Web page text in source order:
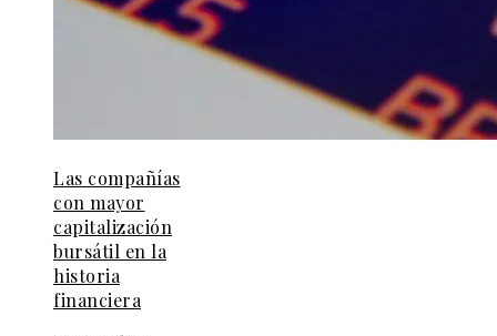
Las compañías
con mayor
capitalización
bursátil en la
historia
financiera